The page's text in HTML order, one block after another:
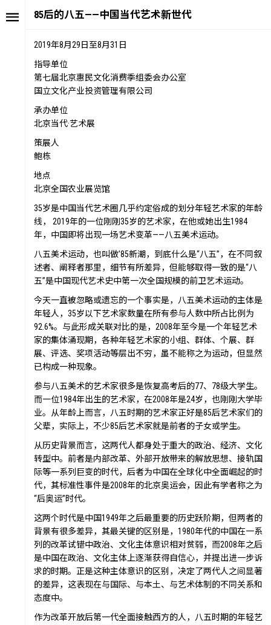
85后的八五——中国当代艺术新世代
2019年8月29日至8月31日
指导单位
第七届北京惠民文化消费季组委会办公室
国立文化产业投资管理有限公司
承办单位
北京当代·艺术展
策展人
鲍栋
地点
北京全国农业展览馆
35岁是中国当代艺术圈几乎约定俗成的划分年轻艺术家的年龄
线， 2019年的一位刚刚35岁的艺术家，在他或她出生1984
年，中国即将出现一场艺术变革——八五美术运动。
八五美术运动，也叫做’85新潮，到底什么是“八五”，在不同叙
述者、阐释者那里，细节有所差异，但能够取得一致的是“八
五”是中国现代艺术史中第一次全国规模的前卫艺术运动。
今天一直被忽略或遗忘的一个事实是，八五美术运动的主体是
年轻人，35岁以下艺术家数量在所有参与人数中所占比例为
92.6%。与此形成关联对比的是，2008年至今是一个年轻艺术
家的集体涌现期，各种年轻艺术家的小组、群体、个展、群
展、评选、奖项活动等层出不穷，虽不能称之为运动，但显然
已构成一种现象。
参与八五美术的艺术家很多是恢复高考后的77、78级大学生。
而一位1984年出生的艺术家，在2008年是24岁，也刚刚大学毕
业。从年龄上而言，八五时期的艺术家正好是85后艺术家们的
父辈，实际上，不少85后艺术家就是前者的子女或学生。
从历史背景而言，这两代人都身处于重大的政治、经济、文化
转型中。前者是内部改革、外部开放带来的解放思想、接轨国
际等一系列巨变的时代，后者为中国在全球化中全面崛起的时
代，其标准性事件是2008年的北京奥运会，因此有学者称之为
“后奥运”时代。
这两个时代是中国1949年之后最重要的历史跃阶期，但两者的
背景有很多差异，其最关键的区别是，1980年代的中国在一系
列的改革试错中政治、文化主体意识相对贫弱，而2008年之后
是中国在政治、文化主体上逐渐获得自信心，并提出进一步诉
求的时期。正是这种主体意识的区别，决定了两代人之间显著
的差异，这表现在与国际、与本土、与艺术体制的不同关系和
态度中。
作为改革开放后第一代全面接触西方的人，八五时期的年轻艺